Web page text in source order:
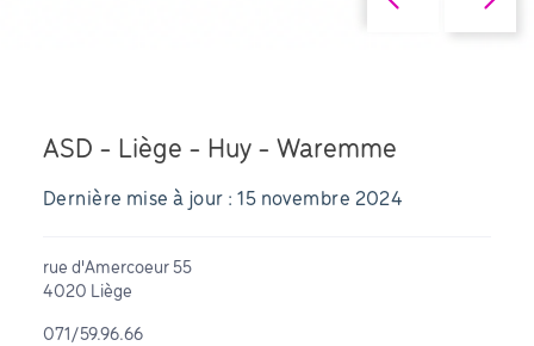
ASD - Liège - Huy - Waremme
Dernière mise à jour : 15 novembre 2024
rue d'Amercoeur 55
4020 Liège
071/59.96.66